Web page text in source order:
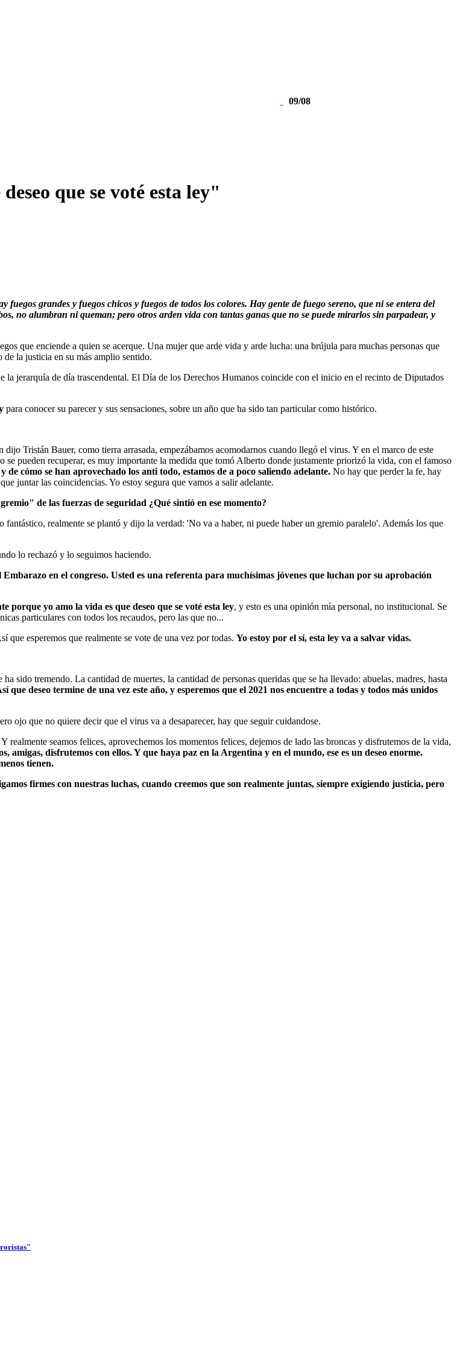
09/08
que se voté esta ley"
grandes y fuegos chicos y fuegos de todos los colores. Hay gente de fuego sereno, que ni se entera del
no alumbran ni queman; pero otros arden vida con tantas ganas que no se puede mirarlos sin parpadear, y
que enciende a quien se acerque. Una mujer que arde vida y arde lucha: una brújula para muchas personas que
la justicia en su más amplio sentido.
la jerarquía de día trascendental. El Día de los Derechos Humanos coincide con el inicio en el recinto de Diputados
para conocer su parecer y sus sensaciones, sobre un año que ha sido tan particular como histórico.
Tristán Bauer, como tierra arrasada, empezábamos acomodarnos cuando llegó el virus. Y en el marco de este
pueden recuperar, es muy importante la medida que tomó Alberto donde justamente priorizó la vida, con el famoso
cómo se han aprovechado los anti todo, estamos de a poco saliendo adelante. No hay que perder la fe, hay
juntar las coincidencias. Yo estoy segura que vamos a salir adelante.
de las fuerzas de seguridad ¿Qué sintió en ese momento?
realmente se plantó y dijo la verdad: 'No va a haber, ni puede haber un gremio paralelo'. Además los que
lo rechazó y lo seguimos haciendo.
en el congreso. Usted es una referenta para muchísimas jóvenes que luchan por su aprobación
porque yo amo la vida es que deseo que se voté esta ley, y esto es una opinión mía personal, no institucional. Se
particulares con todos los recaudos, pero las que no...
que esperemos que realmente se vote de una vez por todas. Yo estoy por el sí, esta ley va a salvar vidas.
sido tremendo. La cantidad de muertes, la cantidad de personas queridas que se ha llevado: abuelas, madres, hasta
que deseo termine de una vez este año, y esperemos que el 2021 nos encuentre a todas y todos más unidos
ojo que no quiere decir que el virus va a desaparecer, hay que seguir cuidandose.
realmente seamos felices, aprovechemos los momentos felices, dejemos de lado las broncas y disfrutemos de la vida,
amigas, disfrutemos con ellos. Y que haya paz en la Argentina y en el mundo, ese es un deseo enorme.
tienen.
firmes con nuestras luchas, cuando creemos que son realmente juntas, siempre exigiendo justicia, pero